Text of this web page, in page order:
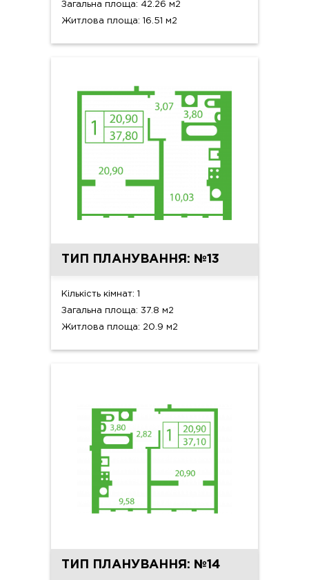
Загальна площа: 42.26 м2
Житлова площа: 16.51 м2
ТИП ПЛАНУВАННЯ: №13
Кількість кімнат: 1
Загальна площа: 37.8 м2
Житлова площа: 20.9 м2
ТИП ПЛАНУВАННЯ: №14